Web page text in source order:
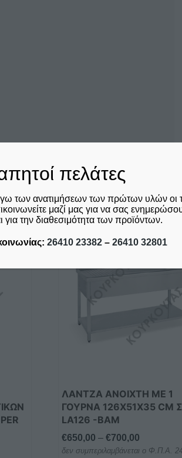
προϊόντα
ΛΑΝΤΖΑ ANOIXΤΗ ΜΕ 1
ΓΟΥΡΝΑ 126X51X35 CM
LΑ126 -BAM
€650,00 – €700,00Price
range:
δεν συμπεριλαμβάνεται ο Φ.Π.Α.
το
παραλλαγές.
μπορούν
σελίδα
του
πελάτες
των ανατιμήσεων των πρώτων υλών οι
μαζί μας για να σας
για την διαθεσιμότητα των προϊόντων.
26410 23382– 26410 32801